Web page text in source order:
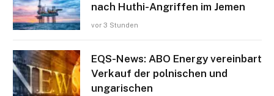
nach Huthi-Angriffen im Jemen
vor 3 Stunden
EQS-News: ABO Energy vereinbart
Verkauf der polnischen und
ungarischen